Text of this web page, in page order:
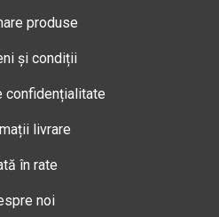
produse
și condiții
confidențialitate
livrare
în rate
noi